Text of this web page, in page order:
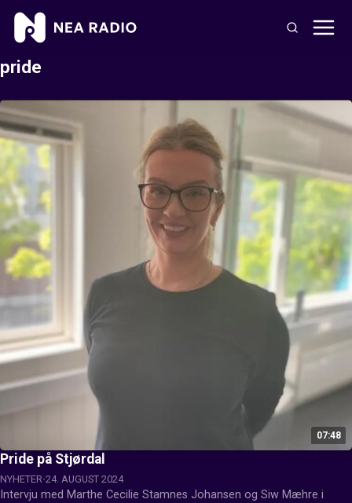
pride
07:48
Pride på Stjørdal
NYHETER 24. AUGUST 2024
Intervju med Marthe Cecilie Stamnes Johansen og Siw Mæhre i